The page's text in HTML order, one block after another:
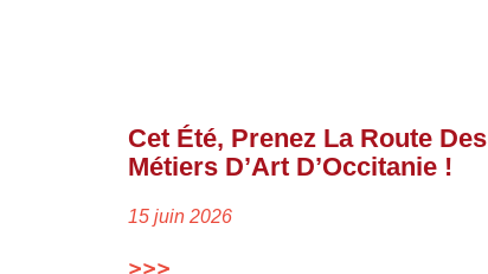
Cet Été, Prenez La Route Des
Métiers D’Art D’Occitanie !
15 juin 2026